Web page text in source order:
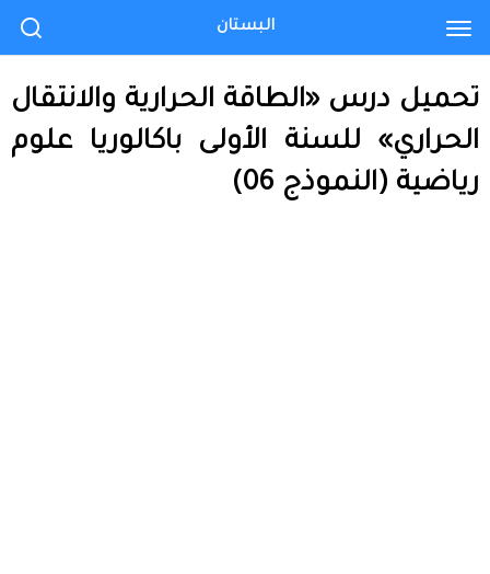
تحميل درس «الطاقة الحرارية والانتقال
الحراري» للسنة الأولى باكالوريا علوم
رياضية (النموذج 06)
البستان